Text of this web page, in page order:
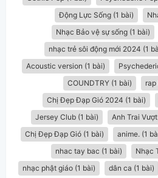
Động Lực Sống (1 bài)
Nhạc Bảo vệ sự sống (1 bài)
nhạc trẻ sôi động mới 2024 (1
Acoustic version (1 bài)
COUNDTRY (1 bài)
rap
Chị Đẹp Đạp Gió 2024 (1 bài)
Jersey Club (1 bài)
Anh Trai
Chị Đẹp Đạp Gió (1 bài)
anime. (1
nhac tay bac (1 bài)
Nhạc
nhạc phật giáo (1 bài)
dân ca​ (1 bài)